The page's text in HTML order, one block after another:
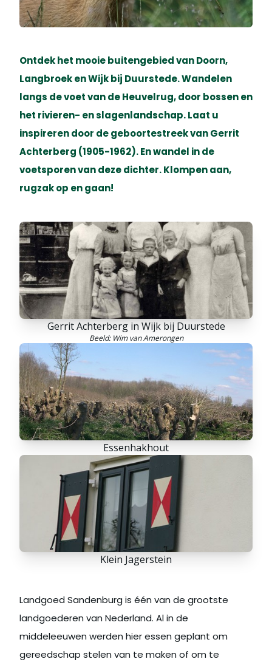
Ontdek het mooie buitengebied van Doorn,
Langbroek en Wijk bij Duurstede. Wandelen
langs de voet van de Heuvelrug, door bossen en
het rivieren- en slagenlandschap. Laat u
inspireren door de geboortestreek van Gerrit
Achterberg (1905-1962). En wandel in de
voetsporen van deze dichter. Klompen aan,
rugzak op en gaan!
Gerrit Achterberg in Wijk bij Duurstede
Beeld: Wim van Amerongen
Essenhakhout
Klein Jagerstein
Landgoed Sandenburg is één van de grootste
landgoederen van Nederland. Al in de
middeleeuwen werden hier essen geplant om
gereedschap stelen van te maken of om te